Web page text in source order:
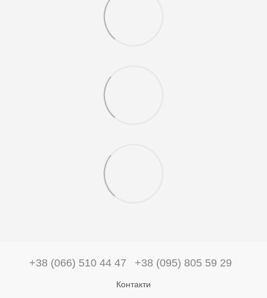
+38 (066) 510 44 47 +38 (095) 805 59 29
Контакти